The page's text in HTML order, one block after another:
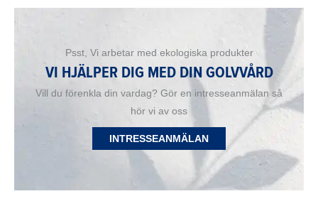
Psst, Vi arbetar med ekologiska produkter
VI HJÄLPER DIG MED DIN GOLVVÅRD
Vill du förenkla din vardag? Gör en intresseanmälan så
hör vi av oss
INTRESSEANMÄLAN